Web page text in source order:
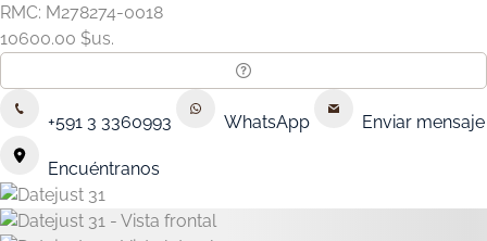
RMC: M278274-0018
10600.00 $us.
+591 3 3360993 WhatsApp Enviar mensaje
Encuéntranos